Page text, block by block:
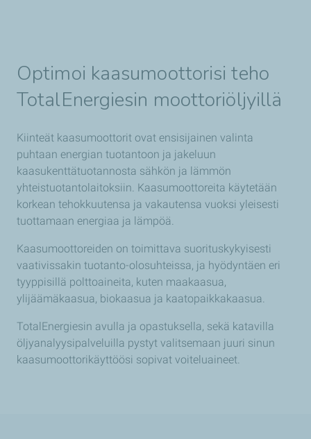
Optimoi kaasumoottorisi teho
TotalEnergiesin moottoriöljyillä
Kiinteät kaasumoottorit ovat ensisijainen valinta
puhtaan energian tuotantoon ja jakeluun
kaasukenttätuotannosta sähkön ja lämmön
yhteistuotantolaitoksiin. Kaasumoottoreita käytetään
korkean tehokkuutensa ja vakautensa vuoksi yleisesti
tuottamaan energiaa ja lämpöä.
Kaasumoottoreiden on toimittava suorituskykyisesti
vaativissakin tuotanto-olosuhteissa, ja hyödyntäen eri
tyyppisillä polttoaineita, kuten maakaasua,
ylijäämäkaasua, biokaasua ja kaatopaikkakaasua.
TotalEnergiesin avulla ja opastuksella, sekä katavilla
öljyanalyysipalveluilla pystyt valitsemaan juuri sinun
kaasumoottorikäyttöösi sopivat voiteluaineet.